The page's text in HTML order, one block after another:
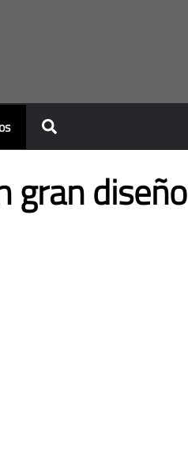
gran diseño